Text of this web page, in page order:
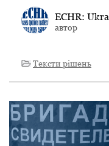
ECHR:
автор
Тексти рішень